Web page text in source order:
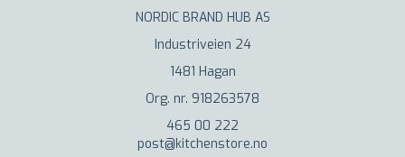
NORDIC BRAND HUB AS
Industriveien 24
1481 Hagan
Org. nr. 918263578
465 00 222
post@kitchenstore.no